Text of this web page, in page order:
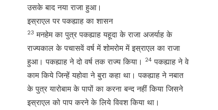
उसके बाद नया राजा हुआ।
इस्राएल पर पकह्याह का शासन
23 मनहेम का पुत्र पकह्याह यहूदा के राजा अजर्याह के
राज्यकाल के पचासवें वर्ष में शोमरोम में इस्राएल का राजा
हुआ। पकह्याह ने दो वर्ष तक राज्य किया।
24 पकह्याह ने वे
काम किये जिन्हें यहोवा ने बुरा कहा था। पकह्याह ने नबात
के पुत्र यारोबाम के पापों का करना बन्द नहीं किया जिसने
इस्राएल को पाप करने के लिये विवश किया था।